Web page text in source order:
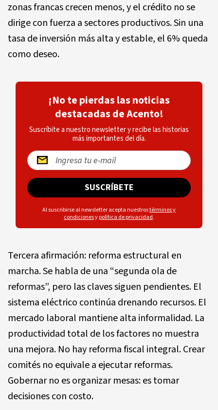
zonas francas crecen menos, y el crédito no se
dirige con fuerza a sectores productivos. Sin una
tasa de inversión más alta y estable, el 6% queda
como deseo.
¡No te pierdas las noticias
destacadas de Acento!
Suscríbite a nuestro newsletter y recibe las historias
más importantes del día.
SUSCRÍBETE
Al suscribirse al newsletter acepta nuestrostérminos y
condicionesypolítica de privacidad.
Tercera afirmación: reforma estructural en
marcha. Se habla de una “segunda ola de
reformas”, pero las claves siguen pendientes. El
sistema eléctrico continúa drenando recursos. El
mercado laboral mantiene alta informalidad. La
productividad total de los factores no muestra
una mejora. No hay reforma fiscal integral. Crear
comités no equivale a ejecutar reformas.
Gobernar no es organizar mesas: es tomar
decisiones con costo.